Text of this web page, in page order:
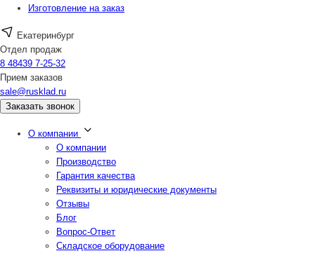
Изготовление на заказ
Екатеринбург
Отдел продаж
8 48439 7-25-32
Прием заказов
sale@rusklad.ru
Заказать звонок
О компании
О компании
Производство
Гарантия качества
Реквизиты и юридические документы
Отзывы
Блог
Вопрос-Ответ
Складское оборудование